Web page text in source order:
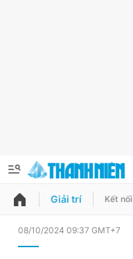
QUẢNG CÁO
Giải trí Kết nối
08/10/2024 09:37 GMT+7